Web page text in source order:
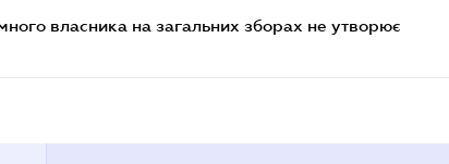
власника на загальних зборах не утворює